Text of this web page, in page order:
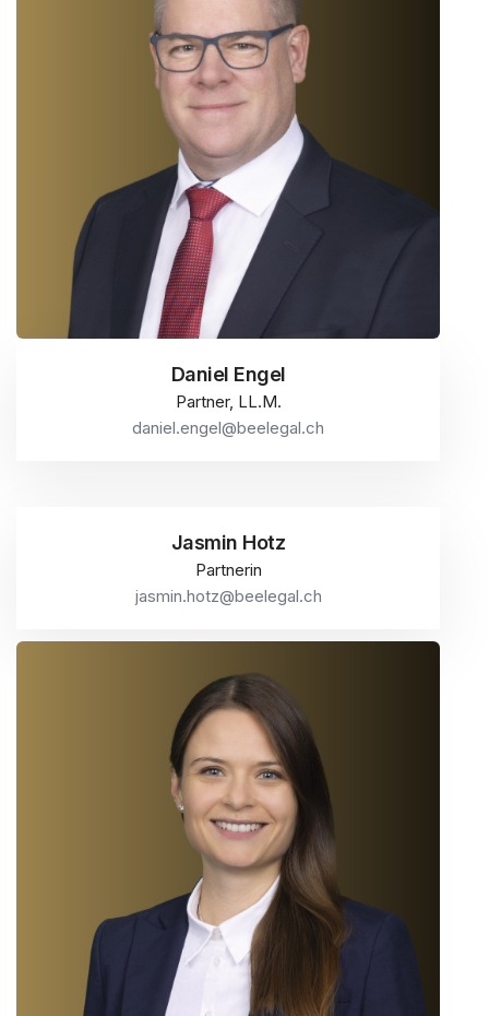
Daniel Engel
Partner, LL.M.
daniel.engel@beelegal.ch
Jasmin Hotz
Partnerin
jasmin.hotz@beelegal.ch